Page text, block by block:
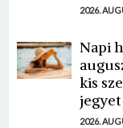
2026.
Napi
kis
2026.